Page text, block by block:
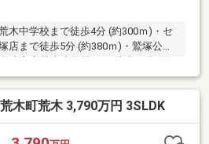
木中学校まで徒歩4分 (約300ｍ)・セ
店まで徒歩5分 (約380ｍ)・鷲塚公園
木町荒木 3,790万円 3SLDK